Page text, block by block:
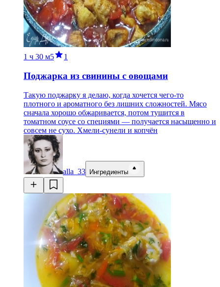
1 ч 30 м5 1
Поджарка из свинины с овощами
Такую поджарку я делаю, когда хочется чего-то
плотного и ароматного без лишних сложностей. Мясо
сначала хорошо обжаривается, потом тушится в
томатном соусе со специями — получается насыщенно и
совсем не сухо. Хмели-сунели и копчён
alla_33 Ингредиенты